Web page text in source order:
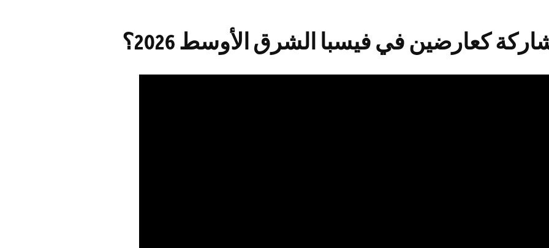
كعارضين في فيسبا الشرق الأوسط 2026؟